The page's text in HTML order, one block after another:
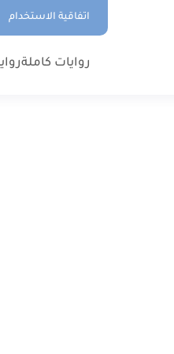
اتفاقية الاستخدام
روايات كاملة